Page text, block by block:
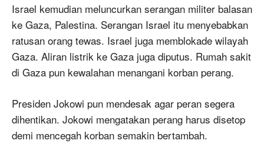
Israel kemudian meluncurkan serangan militer balasan
ke Gaza, Palestina. Serangan Israel itu menyebabkan
ratusan orang tewas. Israel juga memblokade wilayah
Gaza. Aliran listrik ke Gaza juga diputus. Rumah sakit
di Gaza pun kewalahan menangani korban perang.
Presiden Jokowi pun mendesak agar peran segera
dihentikan. Jokowi mengatakan perang harus disetop
demi mencegah korban semakin bertambah.